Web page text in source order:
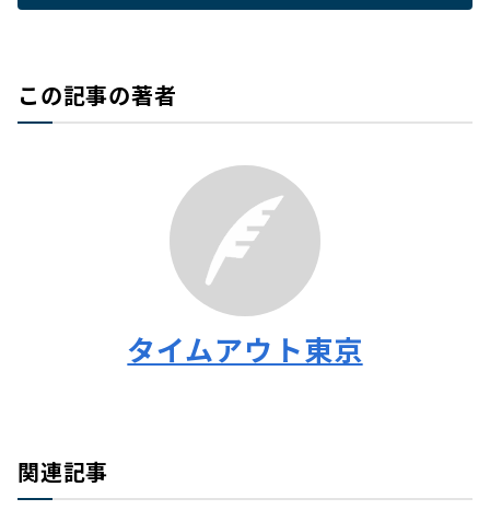
この記事の著者
タイムアウト東京
関連記事